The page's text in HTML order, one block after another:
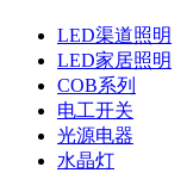
LED渠道照明
LED家居照明
COB系列
电工开关
光源电器
水晶灯